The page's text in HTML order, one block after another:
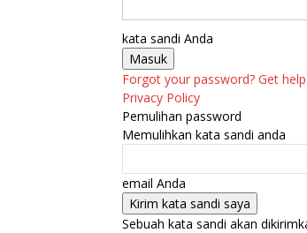
kata sandi Anda
Forgot your password? Get help
Privacy Policy
Pemulihan password
Memulihkan kata sandi anda
email Anda
Sebuah kata sandi akan